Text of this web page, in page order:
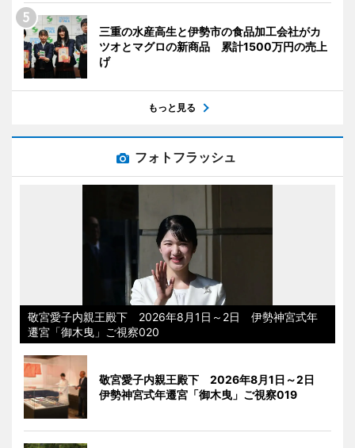
三重の水産高生と伊勢市の食品加工会社がカ
ツオとマグロの新商品 累計1500万円の売上
げ
もっと見る
フォトフラッシュ
敬宮愛子内親王殿下 2026年8月1日～2日 伊勢神宮式年
遷宮「御木曳」ご視察020
敬宮愛子内親王殿下 2026年8月1日～2日
伊勢神宮式年遷宮「御木曳」ご視察019